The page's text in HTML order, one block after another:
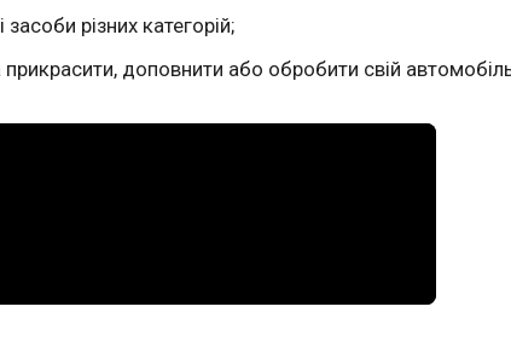
різних категорій;
доповнити або обробити свій